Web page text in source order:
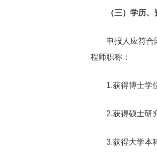
（三）学历、
申报人应符合国
程师职称：
1.获得博士学位
2.获得硕士研究
3.获得大学本科